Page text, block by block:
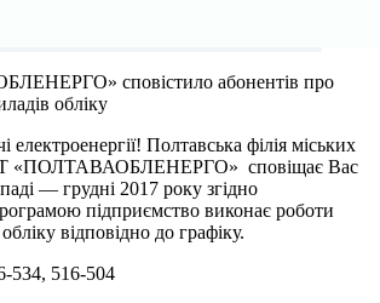
сповістило абонентів про
обліку
Полтавська філія міських
«ПОЛТАВАОБЛЕНЕРГО» сповіщає Вас
— грудні 2017 року згідно
підприємство виконає роботи
відповідно до графіку.
534, 516-504